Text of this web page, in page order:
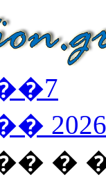
7
2026
�